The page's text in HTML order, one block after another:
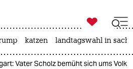
zahl ich
ich

taz zahl ich
katzen landtagswahl in
Vater Scholz bemüht sich ums Volk